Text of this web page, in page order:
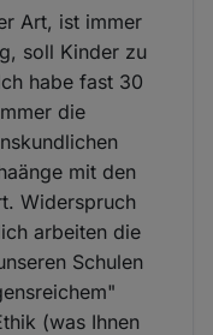
Art, ist immer
soll Kinder zu
habe fast 30
die
mit den
Widerspruch
arbeiten die
Schulen
(was Ihnen